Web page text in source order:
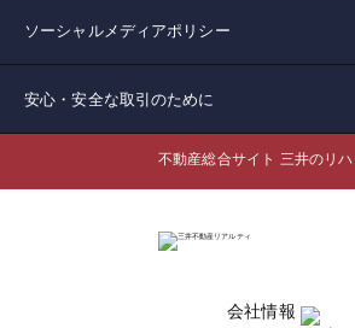
ソーシャルメディアポリシー
安心・安全な取引のために
不動産総合サイト 三井のリ
会社情報